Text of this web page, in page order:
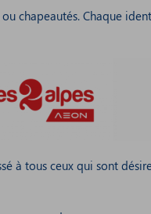
chapeautés. Chaque
à tous ceux qui sont